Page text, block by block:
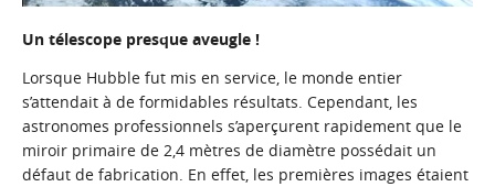
Un télescope presque aveugle !
Lorsque Hubble fut mis en service, le monde entier
s’attendait à de formidables résultats. Cependant, les
astronomes professionnels s’aperçurent rapidement que le
miroir primaire de 2,4 mètres de diamètre possédait un
défaut de fabrication. En effet, les premières images étaient